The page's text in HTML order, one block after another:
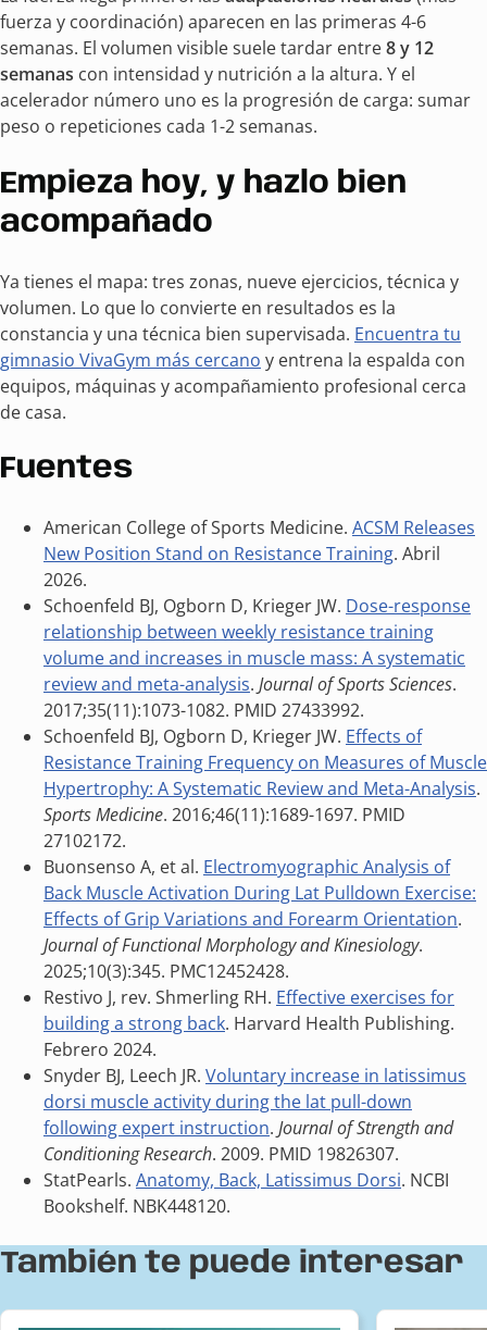
fuerza y coordinación) aparecen en las primeras 4-6
semanas. El volumen visible suele tardar entre8 y 12
semanas con intensidad y nutrición a la altura. Y el
acelerador número uno es la progresión de carga: sumar
peso o repeticiones cada 1-2 semanas.
Empieza hoy, y hazlo bien
acompañado
Ya tienes el mapa: tres zonas, nueve ejercicios, técnica y
volumen. Lo que lo convierte en resultados es la
constancia y una técnica bien supervisada. Encuentra tu
gimnasio VivaGym más cercano y entrena la espalda con
equipos, máquinas y acompañamiento profesional cerca
de casa.
Fuentes
American College of Sports Medicine. ACSM Releases
New Position Stand on Resistance Training. Abril
2026.
Schoenfeld BJ, Ogborn D, Krieger JW. Dose-response
relationship between weekly resistance training
volume and increases in muscle mass: A systematic
review and meta-analysis. Journal of Sports Sciences.
2017;35(11):1073-1082. PMID 27433992.
Schoenfeld BJ, Ogborn D, Krieger JW. Effects of
Resistance Training Frequency on Measures of Muscle
Hypertrophy: A Systematic Review and Meta-Analysis.
Sports Medicine. 2016;46(11):1689-1697. PMID
27102172.
Buonsenso A, et al. Electromyographic Analysis of
Back Muscle Activation During Lat Pulldown Exercise:
Effects of Grip Variations and Forearm Orientation.
Journal of Functional Morphology and Kinesiology.
2025;10(3):345. PMC12452428.
Restivo J, rev. Shmerling RH. Effective exercises for
building a strong back. Harvard Health Publishing.
Febrero 2024.
Snyder BJ, Leech JR. Voluntary increase in latissimus
dorsi muscle activity during the lat pull-down
following expert instruction. Journal of Strength and
Conditioning Research. 2009. PMID 19826307.
StatPearls. Anatomy, Back, Latissimus Dorsi. NCBI
Bookshelf. NBK448120.
También te puede interesar